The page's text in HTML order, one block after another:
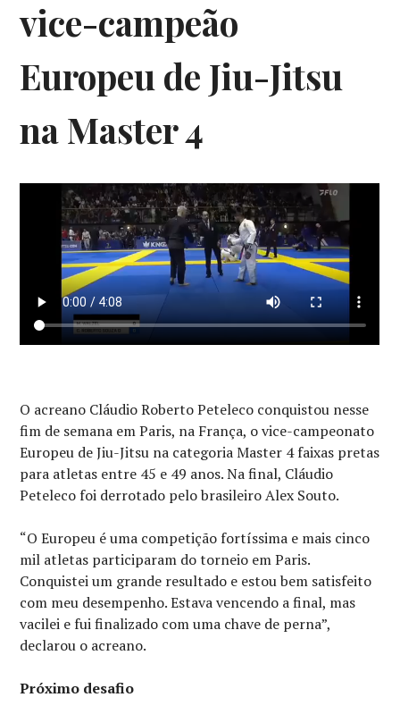
vice-campeão
Europeu de Jiu-Jitsu
na Master 4
O acreano Cláudio Roberto Peteleco conquistou nesse
fim de semana em Paris, na França, o vice-campeonato
Europeu de Jiu-Jitsu na categoria Master 4 faixas pretas
para atletas entre 45 e 49 anos. Na final, Cláudio
Peteleco foi derrotado pelo brasileiro Alex Souto.
“O Europeu é uma competição fortíssima e mais cinco
mil atletas participaram do torneio em Paris.
Conquistei um grande resultado e estou bem satisfeito
com meu desempenho. Estava vencendo a final, mas
vacilei e fui finalizado com uma chave de perna”,
declarou o acreano.
Próximo desafio